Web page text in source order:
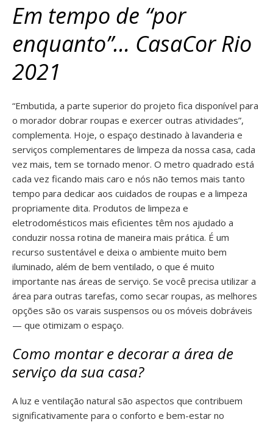
Em tempo de “por
enquanto”… CasaCor Rio
2021
“Embutida, a parte superior do projeto fica disponível para
o morador dobrar roupas e exercer outras atividades”,
complementa. Hoje, o espaço destinado à lavanderia e
serviços complementares de limpeza da nossa casa, cada
vez mais, tem se tornado menor. O metro quadrado está
cada vez ficando mais caro e nós não temos mais tanto
tempo para dedicar aos cuidados de roupas e a limpeza
propriamente dita. Produtos de limpeza e
eletrodomésticos mais eficientes têm nos ajudado a
conduzir nossa rotina de maneira mais prática. É um
recurso sustentável e deixa o ambiente muito bem
iluminado, além de bem ventilado, o que é muito
importante nas áreas de serviço. Se você precisa utilizar a
área para outras tarefas, como secar roupas, as melhores
opções são os varais suspensos ou os móveis dobráveis
— que otimizam o espaço.
Como montar e decorar a área de
serviço da sua casa?
A luz e ventilação natural são aspectos que contribuem
significativamente para o conforto e bem-estar no